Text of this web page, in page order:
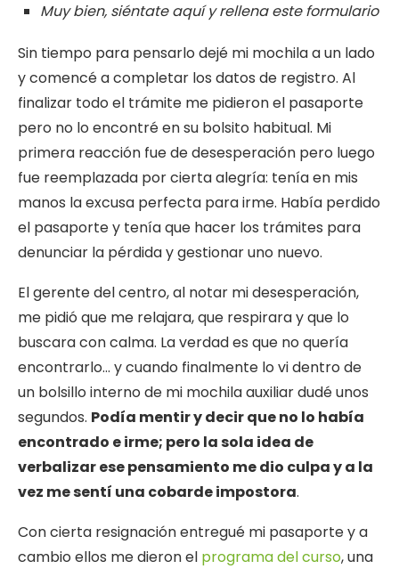
Muy bien, siéntate aquí y rellena este formulario
Sin tiempo para pensarlo dejé mi mochila a un lado
y comencé a completar los datos de registro. Al
finalizar todo el trámite me pidieron el pasaporte
pero no lo encontré en su bolsito habitual. Mi
primera reacción fue de desesperación pero luego
fue reemplazada por cierta alegría: tenía en mis
manos la excusa perfecta para irme. Había perdido
el pasaporte y tenía que hacer los trámites para
denunciar la pérdida y gestionar uno nuevo.
El gerente del centro, al notar mi desesperación,
me pidió que me relajara, que respirara y que lo
buscara con calma. La verdad es que no quería
encontrarlo… y cuando finalmente lo vi dentro de
un bolsillo interno de mi mochila auxiliar dudé unos
segundos. Podía mentir y decir que no lo había
encontrado e irme; pero la sola idea de
verbalizar ese pensamiento me dio culpa y a la
vez me sentí una cobarde impostora.
Con cierta resignación entregué mi pasaporte y a
cambio ellos me dieron el programa del curso, una